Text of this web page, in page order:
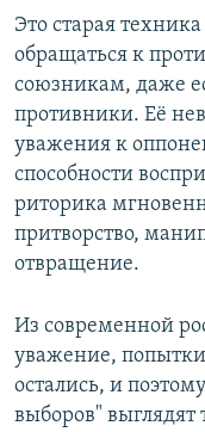
Это старая
обращаться к
союзникам, даже
противники. Её
уважения к
способности
риторика
притворство,
отвращение.
Из современной
уважение,
остались, и
выборов"